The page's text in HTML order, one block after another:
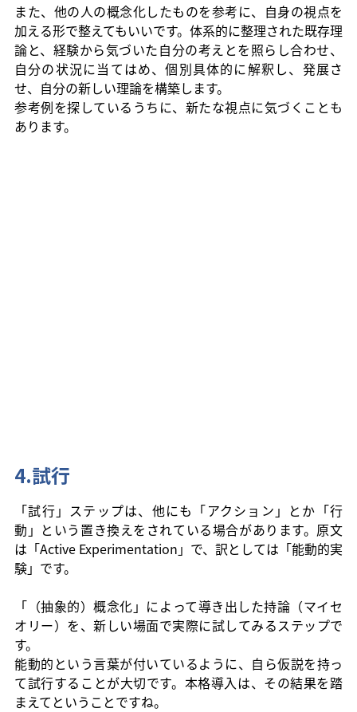
また、他の人の概念化したものを参考に、自身の視点を
加える形で整えてもいいです。体系的に整理された既存理
論と、経験から気づいた自分の考えとを照らし合わせ、
自分の状況に当てはめ、個別具体的に解釈し、発展さ
せ、自分の新しい理論を構築します。
参考例を探しているうちに、新たな視点に気づくことも
あります。
4.試行
「試行」ステップは、他にも「アクション」とか「行
動」という置き換えをされている場合があります。原文
は「Active Experimentation」で、訳としては「能動的実
験」です。
「（抽象的）概念化」によって導き出した持論（マイセ
オリー）を、新しい場面で実際に試してみるステップで
す。
能動的という言葉が付いているように、自ら仮説を持っ
て試行することが大切です。本格導入は、その結果を踏
まえてということですね。